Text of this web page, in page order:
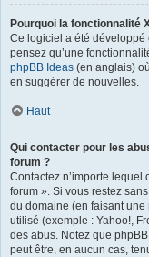
Pourquoi la fonctionnalité
Ce logiciel a été développé
pensez qu’une
phpBB Ideas (en anglais)
en suggérer de nouvelles.
Haut
Qui contacter pour les
forum ?
Contactez n’importe lequel
forum ». Si vous restez
du domaine (en faisant une
utilisé (exemple : Yahoo!,
des abus. Notez que
peut être, en aucun cas,